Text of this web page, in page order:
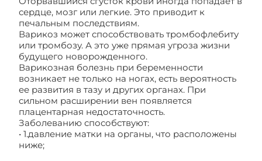
сердце, мозг или легкие. Это приводит к
печальным последствиям.
Варикоз может способствовать тромбофлебиту
или тромбозу. А это уже прямая угроза жизни
будущего новорожденного.
Варикозная болезнь при беременности
возникает не только на ногах, есть вероятность
ее развития в тазу и других органах. При
сильном расширении вен появляется
плацентарная недостаточность.
Заболеванию способствуют:
• 1.давление матки на органы, что расположены
ниже;